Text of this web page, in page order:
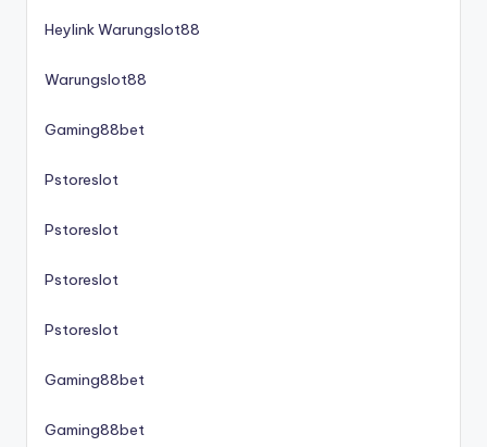
Heylink Warungslot88
Warungslot88
Gaming88bet
Pstoreslot
Pstoreslot
Pstoreslot
Pstoreslot
Gaming88bet
Gaming88bet